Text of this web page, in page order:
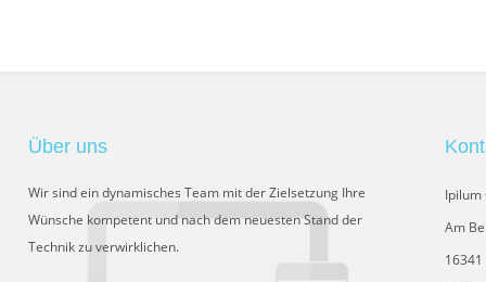
Über uns
Wir sind ein dynamisches Team mit der Zielsetzung Ihre
Wünsche kompetent und nach dem neuesten Stand der
Technik zu verwirklichen.
Ipilum
Am